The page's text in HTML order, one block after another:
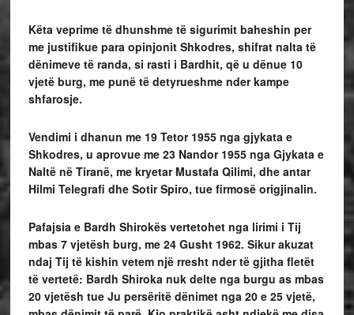
Këta veprime të dhunshme të sigurimit baheshin per
me justifikue para opinjonit Shkodres, shifrat nalta të
dënimeve të randa, si rasti i Bardhit, që u dënue 10
vjetë burg, me punë të detyrueshme nder kampe
shfarosje.
Vendimi i dhanun me 19 Tetor 1955 nga gjykata e
Shkodres, u aprovue me 23 Nandor 1955 nga Gjykata e
Naltë në Tiranë, me kryetar Mustafa Qilimi, dhe antar
Hilmi Telegrafi dhe Sotir Spiro, tue firmosë origjinalin.
Pafajsia e Bardh Shirokës vertetohet nga lirimi i Tij
mbas 7 vjetësh burg, me 24 Gusht 1962. Sikur akuzat
ndaj Tij të kishin vetem një rresht nder të gjitha fletët
të vertetë: Bardh Shiroka nuk delte nga burgu as mbas
20 vjetësh tue Ju persëritë dënimet nga 20 e 25 vjetë,